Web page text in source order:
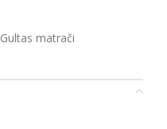
Gultas matrači